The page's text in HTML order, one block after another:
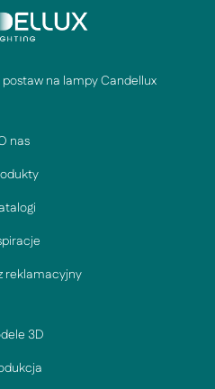
postaw na lampy Candellux
nas
reklamacyjny
3D